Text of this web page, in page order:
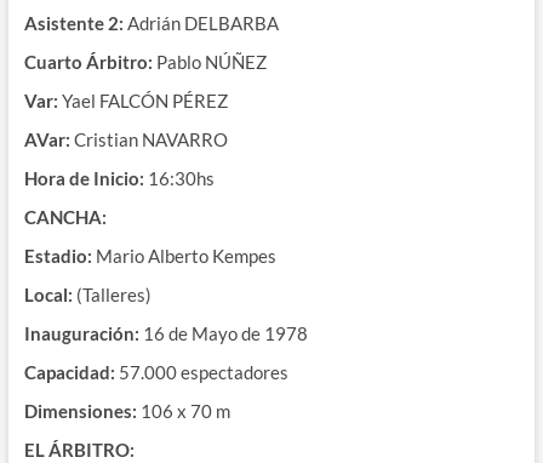
Asistente 2: Adrián DELBARBA
Cuarto Árbitro: Pablo NÚÑEZ
Var: Yael FALCÓN PÉREZ
AVar: Cristian NAVARRO
Hora de Inicio: 16:30hs
CANCHA:
Estadio: Mario Alberto Kempes
Local: (Talleres)
Inauguración: 16 de Mayo de 1978
Capacidad: 57.000 espectadores
Dimensiones: 106 x 70 m
EL ÁRBITRO: